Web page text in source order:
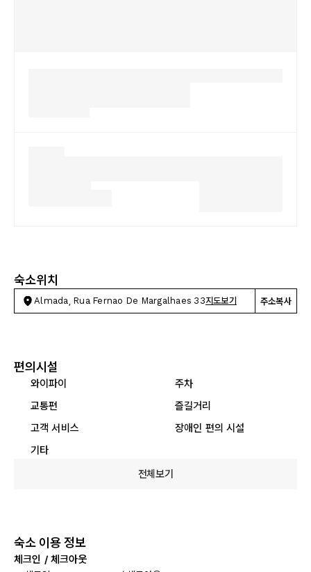
숙소위치
Almada, Rua Fernao De Margalhaes 33지도보기 주소복사
편의시설
와이파이
주차
교통편
즐길거리
고객 서비스
장애인 편의 시설
기타
전체보기
숙소 이용 정보
체크인 / 체크아웃